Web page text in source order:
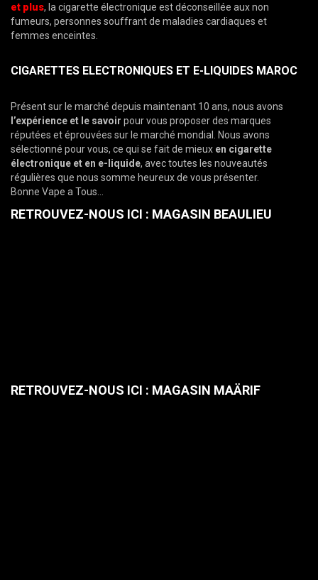
et plus, la cigarette électronique est déconseillée aux non
fumeurs, personnes souffrant de maladies cardiaques et
femmes enceintes.
CIGARETTES ELECTRONIQUES ET E-LIQUIDES MAROC
Présent sur le marché depuis maintenant 10 ans, nous avons
l’expérience et le savoir pour vous proposer des marques
réputées et éprouvées sur le marché mondial. Nous avons
sélectionné pour vous, ce qui se fait de mieux en cigarette
électronique et en e-liquide, avec toutes les nouveautés
régulières que nous somme heureux de vous présenter.
Bonne Vape a Tous…
RETROUVEZ-NOUS ICI : MAGASIN BEAULIEU
RETROUVEZ-NOUS ICI : MAGASIN MAÄRIF